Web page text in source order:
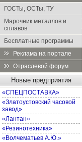
ГОСТы, ОСТы, ТУ
Марочник металлов и
сплавов
Бесплатные программы
Реклама на портале
Отраслевой форум
Новые предприятия
«СПЕЦПОСТАВКА»
«Златоустовский часовой
завод»
«Лантан»
«Резинотехника»
«Волчематьев А.Ю.»